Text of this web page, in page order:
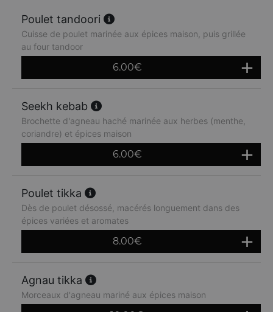
Poulet tandoori
Cuisse de poulet marinée aux épices maison, puis grillée
au four tandoor
6.00€
Seekh kebab
Brochette d'agneau haché marinée aux herbes (menthe,
coriandre) et épices maison
6.00€
Poulet tikka
Dès de poulet désossé, macérés longuement dans des
épices variées et aromates
8.00€
Agnau tikka
Morceaux d'agneau mariné aux épices maison